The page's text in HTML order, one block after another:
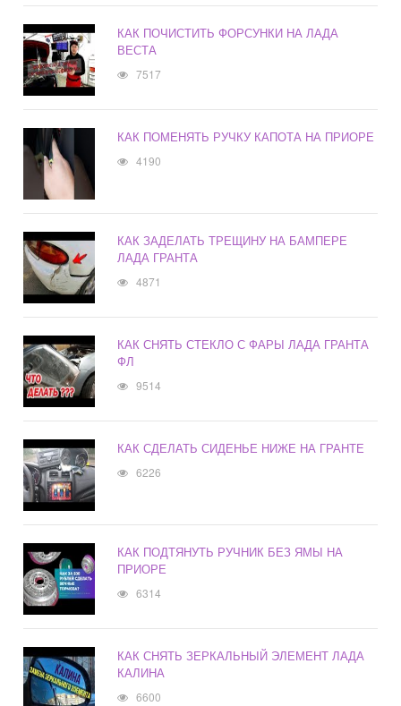
КАК ПОЧИСТИТЬ ФОРСУНКИ НА ЛАДА
ВЕСТА
7517
КАК ПОМЕНЯТЬ РУЧКУ КАПОТА НА ПРИОРЕ
4190
КАК ЗАДЕЛАТЬ ТРЕЩИНУ НА БАМПЕРЕ
ЛАДА ГРАНТА
4871
КАК СНЯТЬ СТЕКЛО С ФАРЫ ЛАДА ГРАНТА
ФЛ
9514
КАК СДЕЛАТЬ СИДЕНЬЕ НИЖЕ НА ГРАНТЕ
6226
КАК ПОДТЯНУТЬ РУЧНИК БЕЗ ЯМЫ НА
ПРИОРЕ
6314
КАК СНЯТЬ ЗЕРКАЛЬНЫЙ ЭЛЕМЕНТ ЛАДА
КАЛИНА
6600